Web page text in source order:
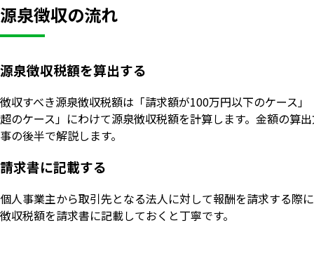
源泉徴収の流れ
源泉徴収税額を算出する
徴収すべき源泉徴収税額は「請求額が100万円以下のケース
超のケース」にわけて源泉徴収税額を計算します。金額の算
事の後半で解説します。
請求書に記載する
個人事業主から取引先となる法人に対して報酬を請求する際
徴収税額を請求書に記載しておくと丁寧です。